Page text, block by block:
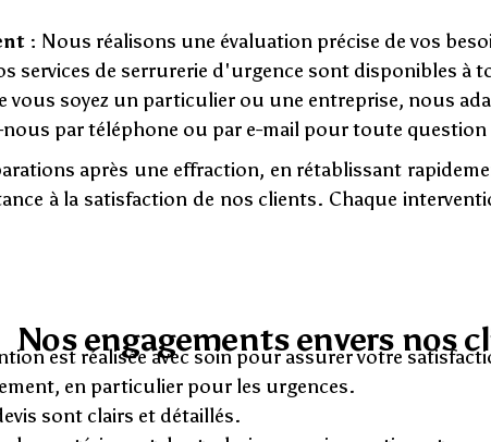
: Nous réalisons une évaluation précise de vos
services de serrurerie d'urgence sont disponibles à
vous soyez un particulier ou une entreprise, nous
nous par téléphone ou par e-mail pour toute
après une effraction, en rétablissant
à la satisfaction de nos clients. Chaque
Nos engagements envers nos
est réalisée avec soin pour assurer votre
en particulier pour les urgences.
sont clairs et détaillés.